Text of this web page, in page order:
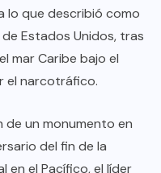
lo que describió como
Estados Unidos, tras
mar Caribe bajo el
el narcotráfico.
de un monumento en
del fin de la
en el Pacífico, el líder